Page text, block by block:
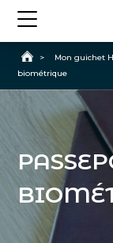
Accueil
> Mon guichet
biométrique